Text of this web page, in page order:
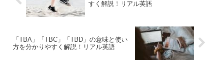
すく解説！リアル英語
「TBA」「TBC」「TBD」の意味と使い
方を分かりやすく解説！リアル英語